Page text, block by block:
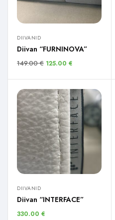
DIIVANID
Diivan “FURNINOVA”
149.00€ 125.00 €
DIIVANID
Diivan “INTERFACE”
330.00 €